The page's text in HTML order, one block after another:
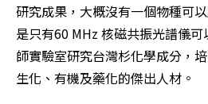
研究成果，大概沒有一個物種可
是只有60 MHz 核磁共振光譜儀
師實驗室研究台灣杉化學成分，
生化、有機及藥化的傑出人材。